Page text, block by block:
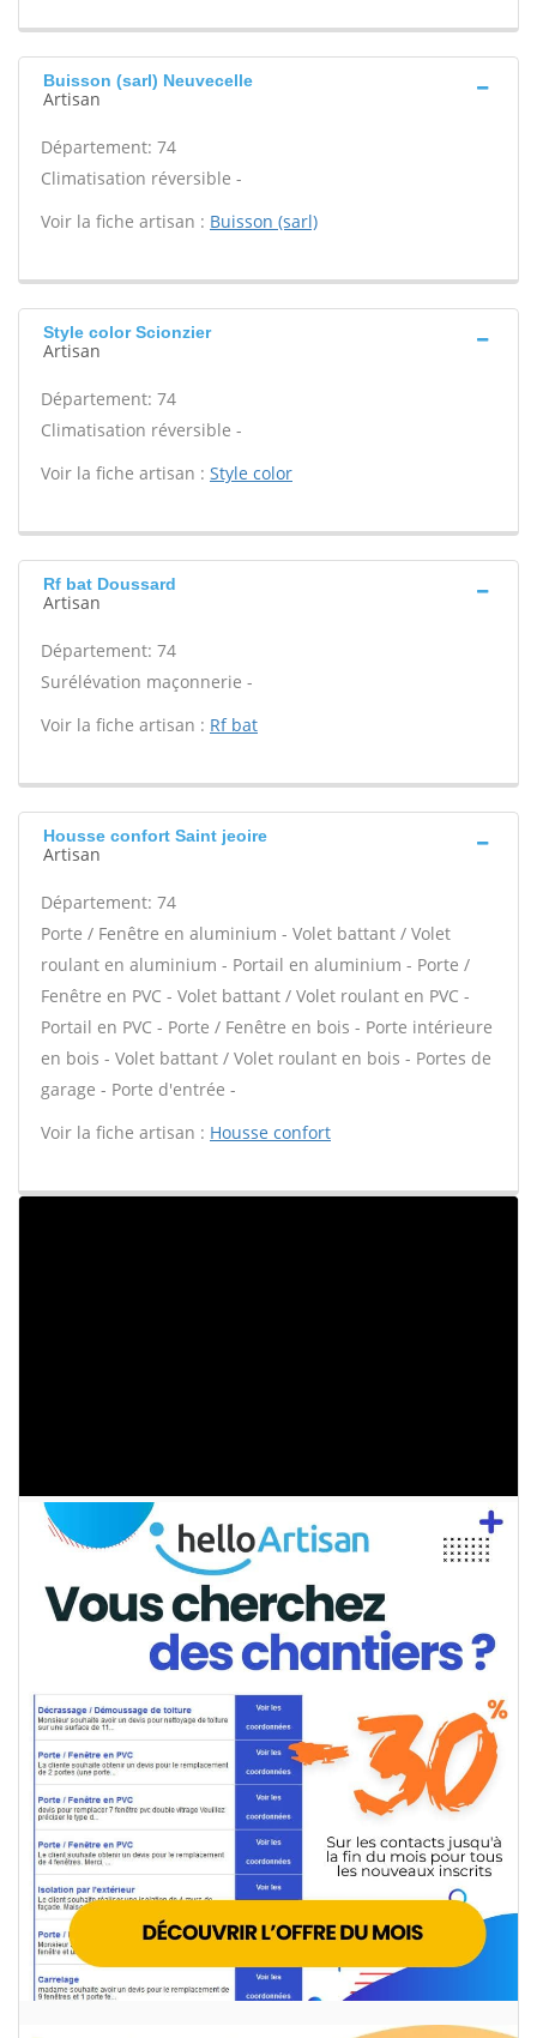
Buisson (sarl) Neuvecelle
Artisan
Département: 74
Climatisation réversible -
Voir la fiche artisan : Buisson (sarl)
Style color Scionzier
Artisan
Département: 74
Climatisation réversible -
Voir la fiche artisan : Style color
Rf bat Doussard
Artisan
Département: 74
Surélévation maçonnerie -
Voir la fiche artisan : Rf bat
Housse confort Saint jeoire
Artisan
Département: 74
Porte / Fenêtre en aluminium - Volet battant / Volet
roulant en aluminium - Portail en aluminium - Porte /
Fenêtre en PVC - Volet battant / Volet roulant en PVC -
Portail en PVC - Porte / Fenêtre en bois - Porte intérieure
en bois - Volet battant / Volet roulant en bois - Portes de
garage - Porte d'entrée -
Voir la fiche artisan : Housse confort